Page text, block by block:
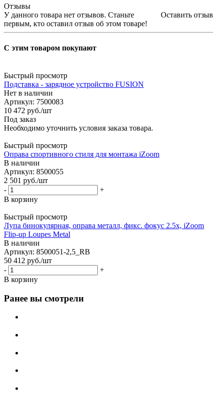
Отзывы
Оставить отзыв
У данного товара нет отзывов. Станьте
первым, кто оставил отзыв об этом товаре!
С этим товаром покупают
Быстрый просмотр
Подставка - зарядное устройство FUSION
Нет в наличии
Артикул: 7500083
10 472 руб./шт
Под заказ
Необходимо уточнить условия заказа товара.
Быстрый просмотр
Оправа спортивного стиля для монтажа iZoom
В наличии
Артикул: 8500055
2 501 руб./шт
-
+
В корзину
Быстрый просмотр
Лупа бинокулярная, оправа металл, фикс. фокус 2.5х, iZoom
Flip-up Loupes Metal
В наличии
Артикул: 8500051-2,5_RB
50 412 руб./шт
-
+
В корзину
Ранее вы смотрели